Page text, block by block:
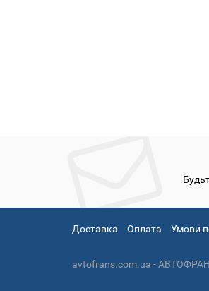
Доставка Оплата Умови
avtofrans.com.ua -